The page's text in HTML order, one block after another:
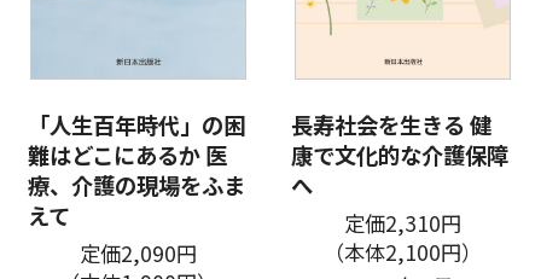
「人生百年時代」の困
難はどこにあるか 医
療、介護の現場をふま
えて
定価2,090円
長寿社会を生きる 健
康で文化的な介護保障
へ
定価2,310円
（本体2,100円）